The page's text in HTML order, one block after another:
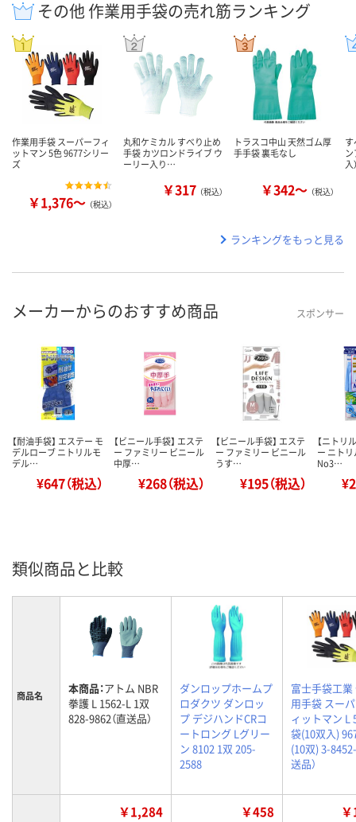
その他 作業用手袋の売れ筋ランキング
作業用手袋 スーパーフィ
ットマン 5色 9677シリー
ズ
￥1,376～ （税込）
丸和ケミカル すべり止め
手袋 カツロンドライブ ウ
ーリー入り…
￥317 （税込）
トラスコ中山 天然ゴム厚
手手袋 裏毛なし
￥342～ （税込）
入
ランキングをもっと見る
メーカーからのおすすめ商品 スポンサー
【耐油手袋】 エステー モ
デルローブ ニトリルモ
デル…
¥647（税込）
【ビニール手袋】 エステ
ー ファミリー ビニール
中厚…
¥268（税込）
【ビニール手袋】 エステ
ー ファミリー ビニール
うす…
¥195（税込）
【ニトリ
ー ニト
No3…
類似商品と比較
商品名 本商品：アトム NBR
拳護 L 1562-L 1双
828-9862（直送品）
ダンロップホームプ
ロダクツ ダンロッ
プ デジハンドCRコ
ートロング Lグリー
ン 8102 1双 205-
2588
富士手袋工業
用手袋 スー
ィットマン L
袋(10双入)
(10双) 3-
送品）
￥1,284 ￥458